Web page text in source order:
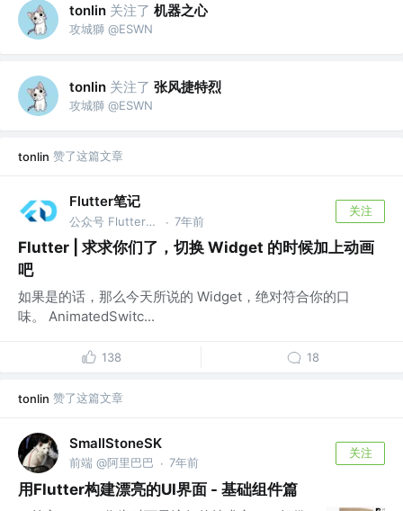
tonlin 关注了 机器之心
攻城獅 @ESWN
tonlin 关注了 张风捷特烈
攻城獅 @ESWN
tonlin 赞了这篇文章
Flutter笔记
公众号 Flutter笔记 欢迎关注 · 7年前
关注
Flutter | 求求你们了，切换 Widget 的时候加上动画
吧
如果是的话，那么今天所说的 Widget，绝对符合你的口
味。 AnimatedSwitc...
138 18
tonlin 赞了这篇文章
SmallStoneSK
前端 @阿里巴巴 · 7年前
关注
用Flutter构建漂亮的UI界面 - 基础组件篇